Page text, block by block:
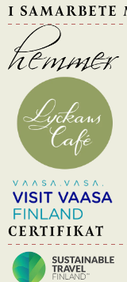
I SAMARBETE
CERTIFIKAT